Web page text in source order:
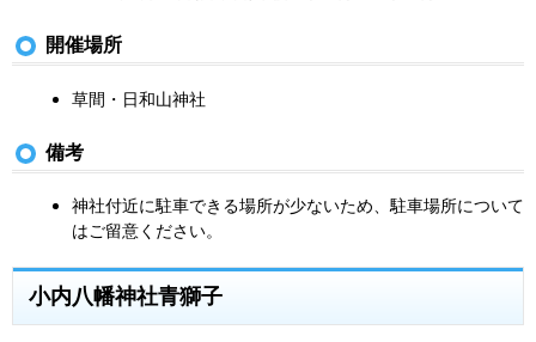
開催場所
草間・日和山神社
備考
神社付近に駐車できる場所が少ないため、駐車場所について
はご留意ください。
小内八幡神社青獅子